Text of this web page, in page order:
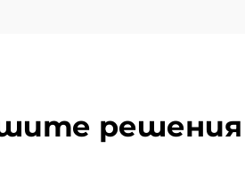
решения